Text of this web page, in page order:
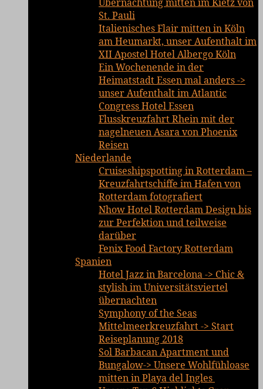
St. Pauli
Italienisches Flair mitten in Köln
am Heumarkt, unser Aufenthalt im
XII Apostel Hotel Albergo Köln
Ein Wochenende in der
Heimatstadt Essen mal anders ->
unser Aufenthalt im Atlantic
Congress Hotel Essen
Flusskreuzfahrt Rhein mit der
nagelneuen Asara von Phoenix
Reisen
Niederlande
Cruiseshipspotting in Rotterdam –
Kreuzfahrtschiffe im Hafen von
Rotterdam fotografiert
Nhow Hotel Rotterdam Design bis
zur Perfektion und teilweise
darüber
Fenix Food Factory Rotterdam
Spanien
Hotel Jazz in Barcelona -> Chic &
stylish im Universitätsviertel
übernachten
Symphony of the Seas
Mittelmeerkreuzfahrt -> Start
Reiseplanung 2018
Sol Barbacan Apartment und
Bungalow-> Unsere Wohlfühloase
mitten in Playa del Ingles